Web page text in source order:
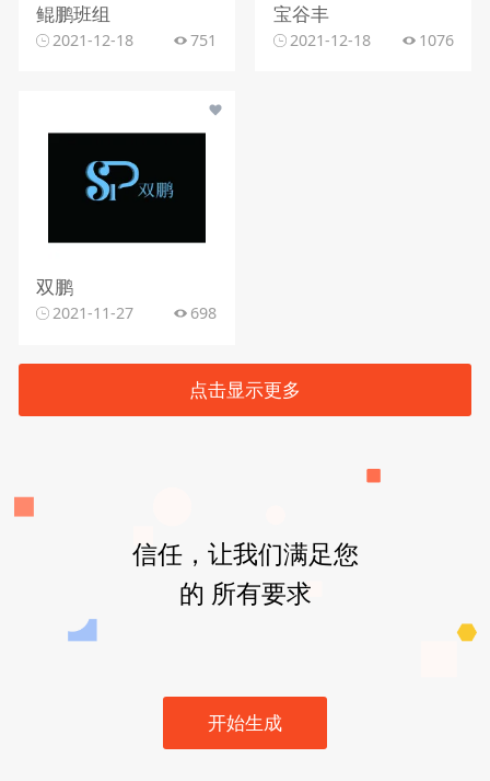
鲲鹏班组
2021-12-18 751
宝谷丰
2021-12-18 1076
双鹏
2021-11-27 698
点击显示更多
信任，让我们满足您
的 所有要求
开始生成